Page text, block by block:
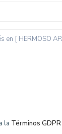
la Términos GDPR